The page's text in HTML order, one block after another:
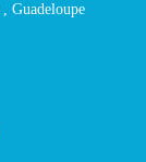
Guadeloupe